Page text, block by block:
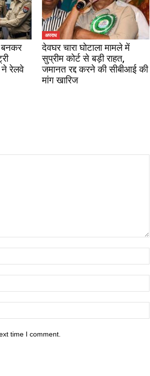
बनकर
रेलवे
अपराध
देवघर चारा घोटाला मामले में
सुप्रीम कोर्ट से बड़ी राहत,
जमानत रद्द करने की सीबीआई की
मांग खारिज
time I comment.